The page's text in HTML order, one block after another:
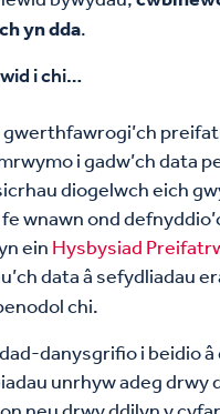
yn dda.
i chi…
gwerthfawrogi’ch
i gadw’ch data
diogelwch eich
wnawn ond
ein Hysbysiad
data â sefydliadau
chi.
danysgrifio i beidio â
unrhyw adeg drwy